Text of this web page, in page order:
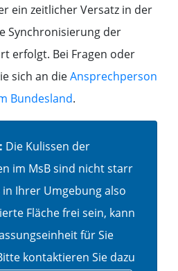
ein zeitlicher Versatz in der
Synchronisierung der
erfolgt. Bei Fragen oder
sich an dieAnsprechperson
Bundesland.
Die Kulissen der
im MsB sind nicht starr
Ihrer Umgebung also
Fläche frei sein, kann
für Sie
kontaktieren Sie dazu